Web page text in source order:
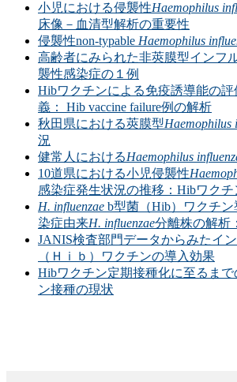
小児における侵襲性Haemophilus
床像－血清型解析の重要性
侵襲性non-typable Haemophilus
高齢者にみられた非莢膜型インフ
襲性感染症の１例
Hibワクチンによる免疫誘導能の
義： Hib vaccine failure例の解析
秋田県における莢膜型Haemophilus
況
健常人におけるHaemophilus
10道県における小児侵襲性
感染症発生状況の推移：Hibワク
H. influenzae b型菌（Hib）ワクチ
染症由来H. influenzae分離株の解析
JANIS検査部門データからみたイ
（Ｈｉｂ）ワクチンの導入効果
Hibワクチン定期接種化に至るま
ン接種の現状